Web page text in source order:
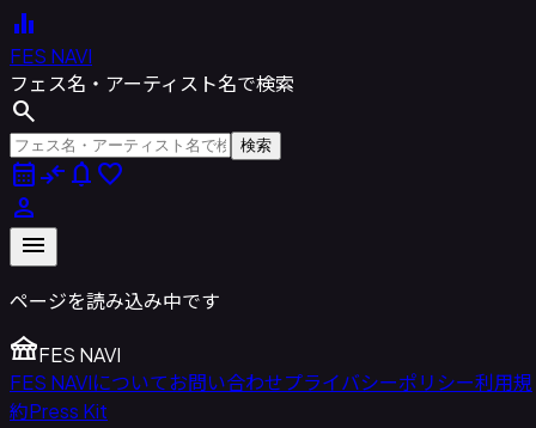
equalizer
FES NAVI
フェス名・アーティスト名で検索
search
検索
calendar_monthcompare_arrows notifications favorite
person
menu
ページを読み込み中です
festivalFES NAVI
FES NAVIについてお問い合わせプライバシーポリシー利用規
約Press Kit